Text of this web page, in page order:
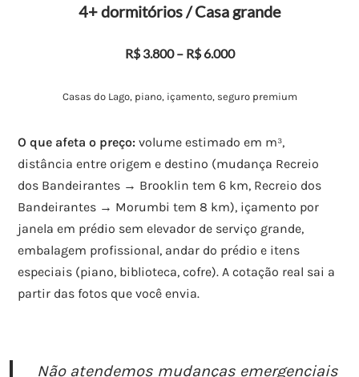
4+ dormitórios / Casa grande
R$ 3.800 – R$ 6.000
Casas do Lago, piano, içamento, seguro premium
O que afeta o preço: volume estimado em m³,
distância entre origem e destino (mudança Recreio
dos Bandeirantes → Brooklin tem 6 km, Recreio dos
Bandeirantes → Morumbi tem 8 km), içamento por
janela em prédio sem elevador de serviço grande,
embalagem profissional, andar do prédio e itens
especiais (piano, biblioteca, cofre). A cotação real sai a
partir das fotos que você envia.
Não atendemos mudanças emergenciais